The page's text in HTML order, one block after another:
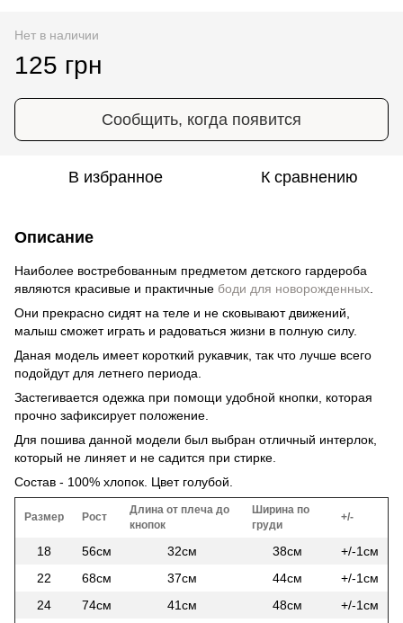
Нет в наличии
125 грн
Сообщить, когда появится
В избранное К сравнению
Описание
Наиболее востребованным предметом детского гардероба
являются красивые и практичные боди для новорожденных
Они прекрасно сидят на теле и не сковывают движений,
малыш сможет играть и радоваться жизни в полную силу.
Даная модель имеет короткий рукавчик, так что лучше всего
подойдут для летнего периода.
Застегивается одежка при помощи удобной кнопки, которая
прочно зафиксирует положение.
Для пошива данной модели был выбран отличный интерлок,
который не линяет и не садится при стирке.
Состав - 100% хлопок. Цвет голубой.
Размер Рост
Длина от плеча до
кнопок
Ширина по
груди
+/-
18 56см 32см 38см
+/-1см
22
68см 37см 44см
+/-1см
24
74см 41см 48см
+/-1см